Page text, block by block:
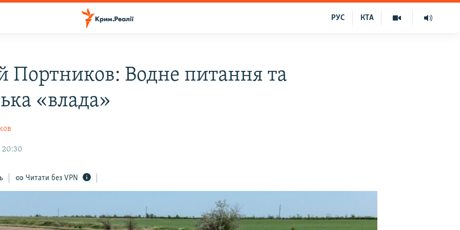
КТА
РУС
Портников: Водне питання та
«влада»
20:30
Читати без VPN